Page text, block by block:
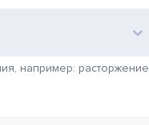
например: расторжение